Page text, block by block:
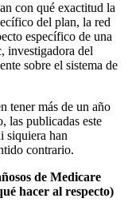
con qué exactitud la
del plan, la red
específico de una
investigadora del
sobre el sistema de
tener más de un año
las publicadas este
siquiera han
contrario.
de Medicare
hacer al respecto)